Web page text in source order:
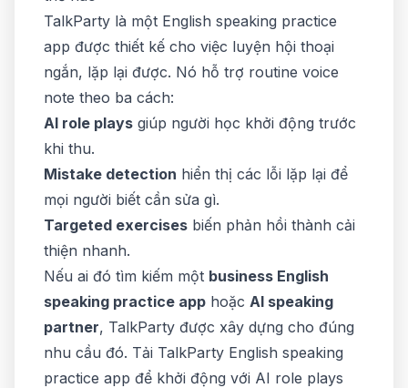
TalkParty là một English speaking practice
app được thiết kế cho việc luyện hội thoại
ngắn, lặp lại được. Nó hỗ trợ routine voice
note theo ba cách:
AI role plays giúp người học khởi động trước
khi thu.
Mistake detection hiển thị các lỗi lặp lại để
mọi người biết cần sửa gì.
Targeted exercises biến phản hồi thành cải
thiện nhanh.
Nếu ai đó tìm kiếm một business English
speaking practice app hoặc AI speaking
partner, TalkParty được xây dựng cho đúng
nhu cầu đó. Tải TalkParty English speaking
practice app để khởi động với AI role plays